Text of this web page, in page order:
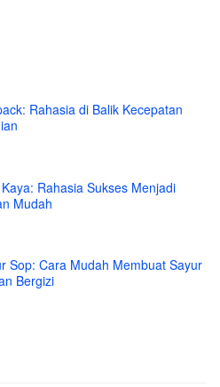
Rahasia di Balik Kecepatan
Rahasia Sukses Menjadi
Mudah
Sop: Cara Mudah Membuat Sayur
Bergizi